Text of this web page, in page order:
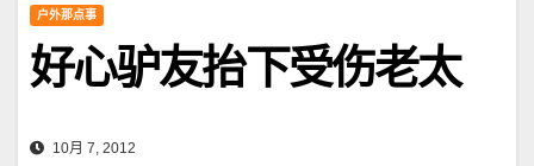
户外那点事
好心驴友抬下受伤老太
10月 7, 2012